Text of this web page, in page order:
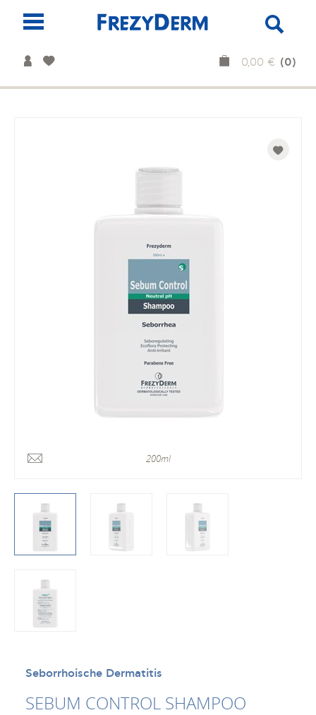
(0)
0,00 €
200ml
Seborrhoische Dermatitis
SEBUM CONTROL SHAMPOO